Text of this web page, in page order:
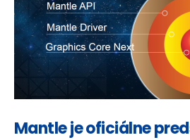
Mantle je oficiálne